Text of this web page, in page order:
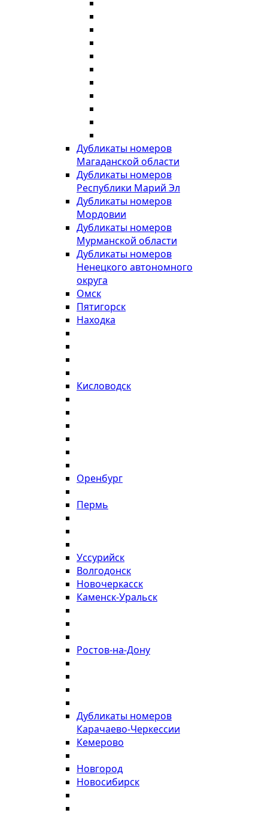
Дубликаты номеров
Магаданской области
Дубликаты номеров
Республики Марий Эл
Дубликаты номеров
Мордовии
Дубликаты номеров
Мурманской области
Дубликаты номеров
Ненецкого автономного
округа
Омск
Пятигорск
Находка
Кисловодск
Оренбург
Пермь
Уссурийск
Волгодонск
Новочеркасск
Каменск-Уральск
Ростов-на-Дону
Дубликаты номеров
Карачаево-Черкессии
Кемерово
Новгород
Новосибирск